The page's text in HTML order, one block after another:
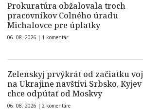
Prokuratúra obžalovala troch
pracovníkov Colného úradu
Michalovce pre úplatky
06. 08. 2026 | 1 komentár
Zelenskyj prvýkrát od začiatku
na Ukrajine navštívi Srbsko, Kyjev
chce odpútať od Moskvy
06. 08. 2026 | 2 komentáre